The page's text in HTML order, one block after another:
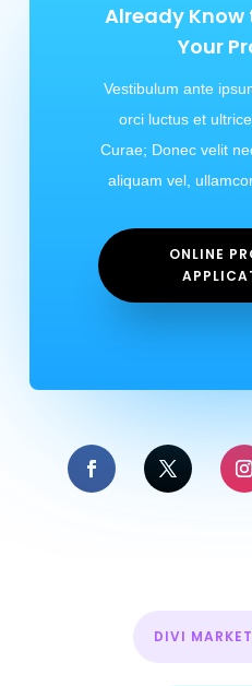
Already Know
Your
Vestibulum ante
orci luctus et
Curae; Donec velit
aliquam vel,
ONLINE
DIVI